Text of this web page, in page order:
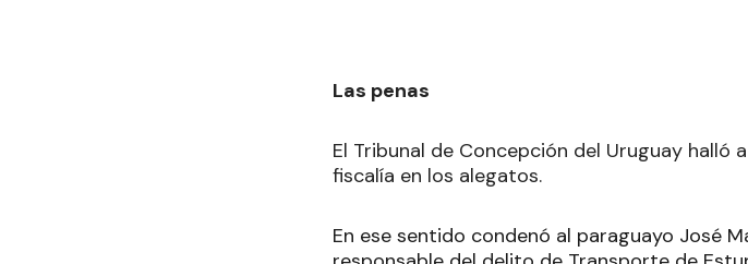
Las penas
El Tribunal de Concepción del Uruguay
fiscalía en los alegatos.
En ese sentido condenó al paraguayo José